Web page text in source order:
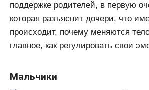
поддержке родителей, в первую
которая разъяснит дочери, что
происходит, почему меняются
главное, как регулировать свои
Мальчики